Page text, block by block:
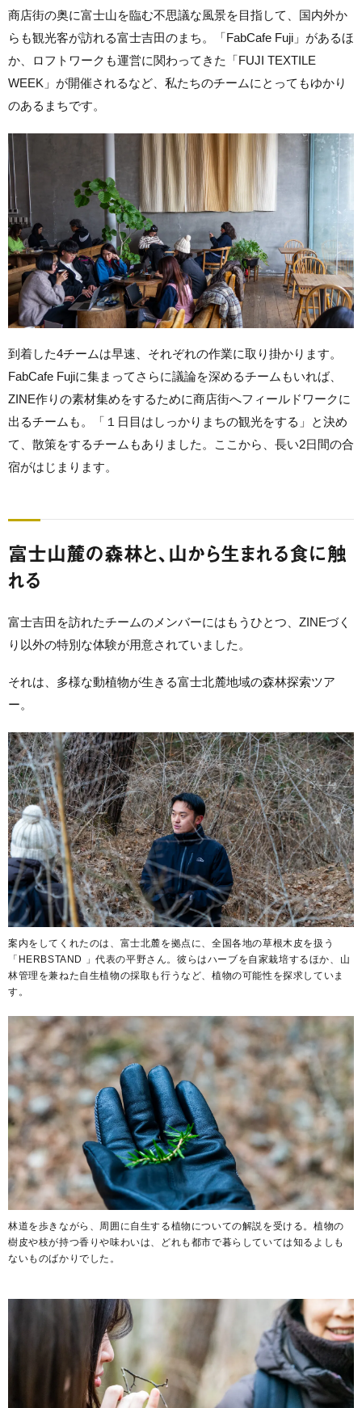
商店街の奥に富士山を臨む不思議な風景を目指して、国内外か
らも観光客が訪れる富士吉田のまち。「FabCafe Fuji」があるほ
か、ロフトワークも運営に関わってきた「FUJI TEXTILE
WEEK」が開催されるなど、私たちのチームにとってもゆかり
のあるまちです。
到着した4チームは早速、それぞれの作業に取り掛かります。
FabCafe Fujiに集まってさらに議論を深めるチームもいれば、
ZINE作りの素材集めをするために商店街へフィールドワークに
出るチームも。「１日目はしっかりまちの観光をする」と決め
て、散策をするチームもありました。ここから、長い2日間の合
宿がはじまります。
富士山麓の森林と、山から生まれる食に触
れる
富士吉田を訪れたチームのメンバーにはもうひとつ、ZINEづく
り以外の特別な体験が用意されていました。
それは、多様な動植物が生きる富士北麓地域の森林探索ツア
ー。
案内をしてくれたのは、富士北麓を拠点に、全国各地の草根木皮を扱う
「HERBSTAND 」代表の平野さん。彼らはハーブを自家栽培するほか、山
林管理を兼ねた自生植物の採取も行うなど、植物の可能性を探求していま
す。
林道を歩きながら、周囲に自生する植物についての解説を受ける。植物の
樹皮や枝が持つ香りや味わいは、どれも都市で暮らしていては知るよしも
ないものばかりでした。